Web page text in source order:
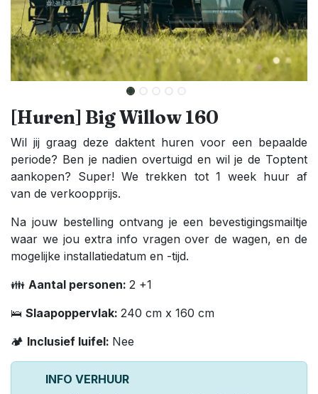
[Huren] Big Willow 160
Wil jij graag deze daktent huren voor een bepaalde
periode? Ben je nadien overtuigd en wil je de Toptent
aankopen? Super! We trekken tot 1 week huur af
van de verkoopprijs.
Na jouw bestelling ontvang je een bevestigingsmailtje
waar we jou extra info vragen over de wagen, en de
mogelijke installatiedatum en -tijd.
👪 Aantal personen: 2 +1
🛌 Slaapoppervlak: 240 cm x 160 cm
🏕️ Inclusief luifel: Nee
INFO VERHUUR